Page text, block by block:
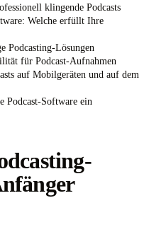
klingende Podcasts
Welche erfüllt Ihre
Podcasting-Lösungen
für Podcast-Aufnahmen
auf Mobilgeräten und auf dem
Podcast-Software ein